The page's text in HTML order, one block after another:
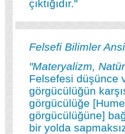
çıktığıdır."
Felsefi Bilimler
"Materyalizm,
Felsefesi düşünce
görgücülüğün
görgücülüğe
görgücülüğüne]
bir yolda